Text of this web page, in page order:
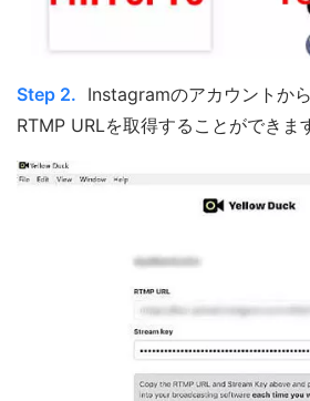
Step 2. Instagramのアカウントか
RTMP URLを取得することができま